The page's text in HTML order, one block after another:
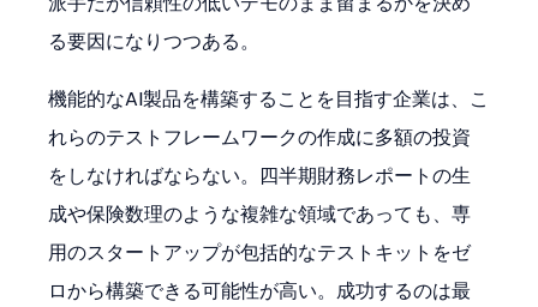
る要因になりつつある。
機能的なAI製品を構築することを目指す企業は、こ
れらのテストフレームワークの作成に多額の投資
をしなければならない。四半期財務レポートの生
成や保険数理のような複雑な領域であっても、専
用のスタートアップが包括的なテストキットをゼ
ロから構築できる可能性が高い。成功するのは最